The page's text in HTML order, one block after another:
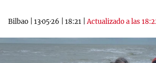
Bilbao 13·05·26 18:21 |Actualizado a las